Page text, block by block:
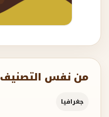
من نفس التصنيف
جغرافيا